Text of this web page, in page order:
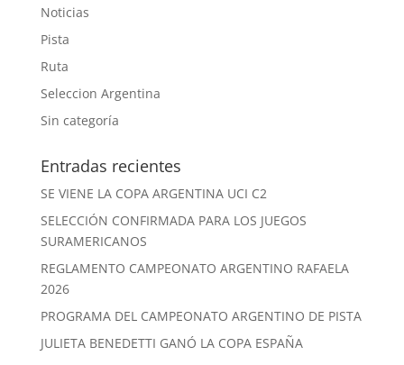
Noticias
Pista
Ruta
Seleccion Argentina
Sin categoría
Entradas recientes
SE VIENE LA COPA ARGENTINA UCI C2
SELECCIÓN CONFIRMADA PARA LOS JUEGOS
SURAMERICANOS
REGLAMENTO CAMPEONATO ARGENTINO RAFAELA
2026
PROGRAMA DEL CAMPEONATO ARGENTINO DE PISTA
JULIETA BENEDETTI GANÓ LA COPA ESPAÑA